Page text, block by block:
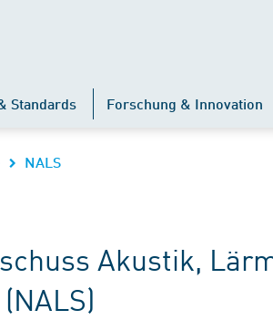
Standards Forschung & Innovation
NALS
Akustik,